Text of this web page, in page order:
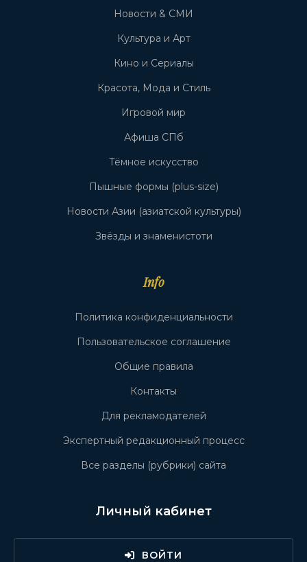
Новости & СМИ
Культура и Арт
Кино и Сериалы
Красота, Мода и Стиль
Игровой мир
Афиша СПб
Тёмное искусство
Пышные формы (plus-size)
Новости Азии (азиатской культуры)
Звёзды и знаменистоти
Info
Политика конфиденциальности
Пользовательское соглашение
Общие правила
Контакты
Для рекламодателей
Экспертный редакционный процесс
Все разделы (рубрики) сайта
Личный кабинет
ВОЙТИ